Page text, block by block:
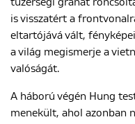
is visszatért a
eltartójává vált,
a világ megismerje a
valóságát.
A háború végén Hung
menekült, ahol